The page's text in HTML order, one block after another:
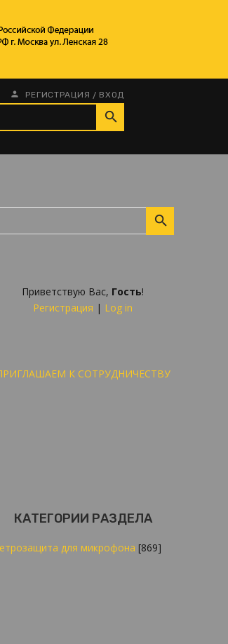
РЕГИСТРАЦИЯ / ВХОД
Приветствую Вас, Гость!
Регистрация | Log in
К СОТРУДНИЧЕСТВУ
КАТЕГОРИИ РАЗДЕЛА
для микрофона [869]